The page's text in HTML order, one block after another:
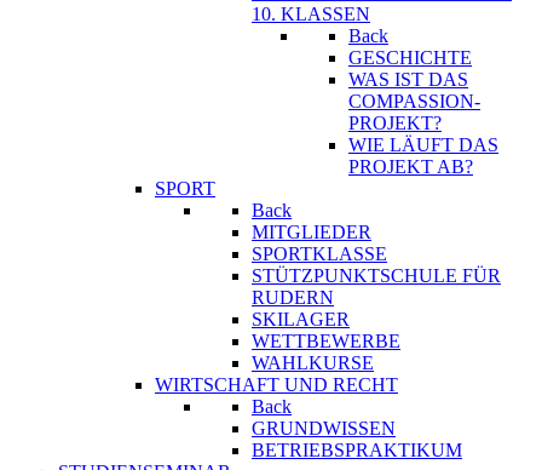
10. KLASSEN
Back
GESCHICHTE
WAS IST DAS
COMPASSION-
PROJEKT?
WIE LÄUFT DAS
PROJEKT AB?
SPORT
Back
MITGLIEDER
SPORTKLASSE
STÜTZPUNKTSCHULE FÜR
RUDERN
SKILAGER
WETTBEWERBE
WAHLKURSE
WIRTSCHAFT UND RECHT
Back
GRUNDWISSEN
BETRIEBSPRAKTIKUM